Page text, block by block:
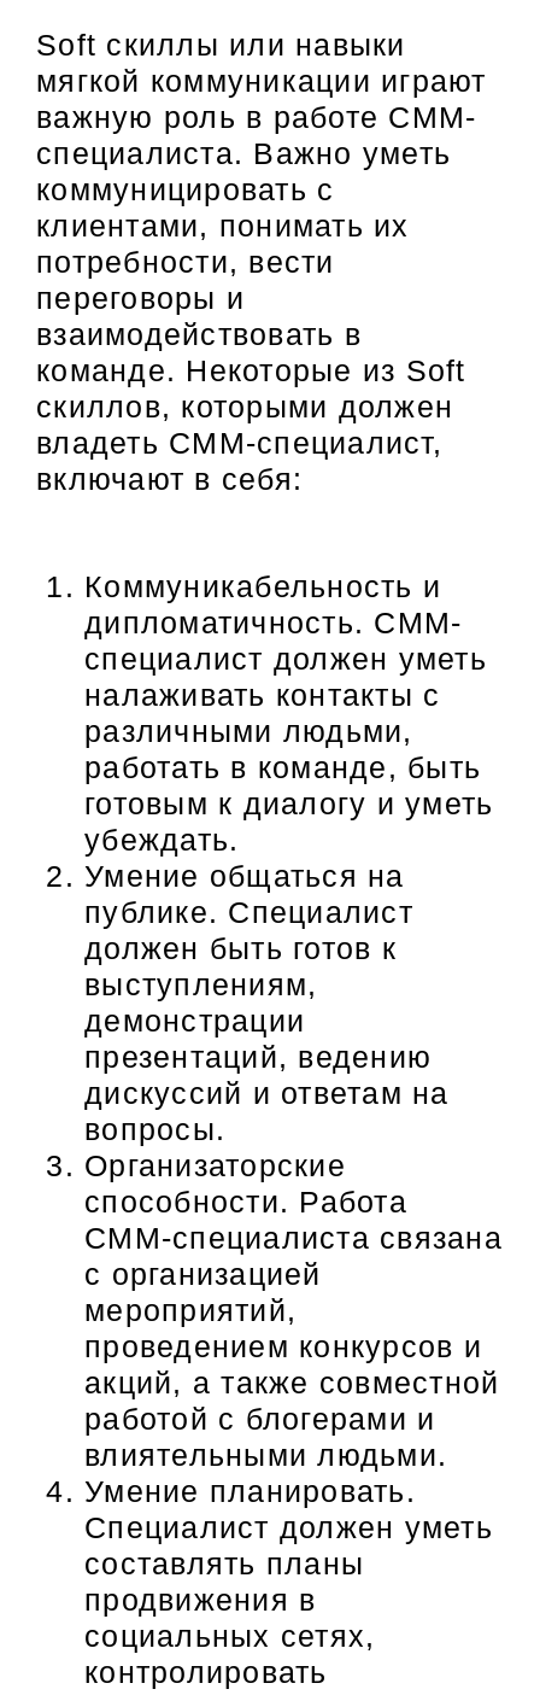
Soft скиллы или навыки
мягкой коммуникации играют
важную роль в работе СММ-
специалиста. Важно уметь
коммуницировать с
клиентами, понимать их
потребности, вести
переговоры и
взаимодействовать в
команде. Некоторые из Soft
скиллов, которыми должен
владеть СММ-специалист,
включают в себя:
Коммуникабельность и
дипломатичность. СММ-
специалист должен уметь
налаживать контакты с
различными людьми,
работать в команде, быть
готовым к диалогу и уметь
убеждать.
Умение общаться на
публике. Специалист
должен быть готов к
выступлениям,
демонстрации
презентаций, ведению
дискуссий и ответам на
вопросы.
Организаторские
способности. Работа
СММ-специалиста связана
с организацией
мероприятий,
проведением конкурсов и
акций, а также совместной
работой с блогерами и
влиятельными людьми.
Умение планировать.
Специалист должен уметь
составлять планы
продвижения в
социальных сетях,
контролировать